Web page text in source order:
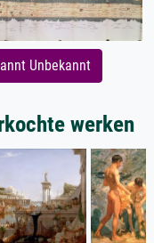
Unbekannt
werken